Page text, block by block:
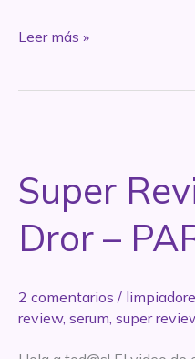
SUPER
Protectores
Vichy,
Fotosol,
Eucerin
Leer más »
Super
Dror –
2 comentarios /
review, serum, super